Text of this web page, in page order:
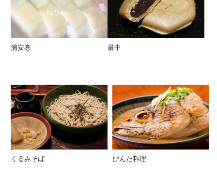
浦安巻 最中
くるみそば びんた料理